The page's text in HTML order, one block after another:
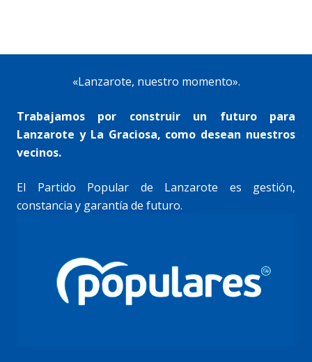
«Lanzarote, nuestro momento».
Trabajamos por construir un futuro para
Lanzarote y La Graciosa, como desean nuestros
vecinos.
El Partido Popular de Lanzarote es gestión,
constancia y garantía de futuro.